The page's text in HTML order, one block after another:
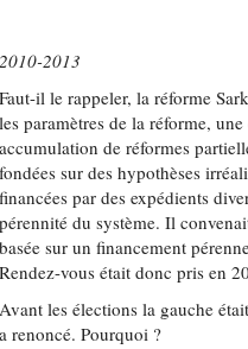
2010-2013
Faut-il le rappeler, la réforme
les paramètres de la réforme,
accumulation de réformes
fondées sur des hypothèses
financées par des expédients
pérennité du système. Il
basée sur un financement
Rendez-vous était donc pris en
Avant les élections la gauche
a renoncé. Pourquoi ?